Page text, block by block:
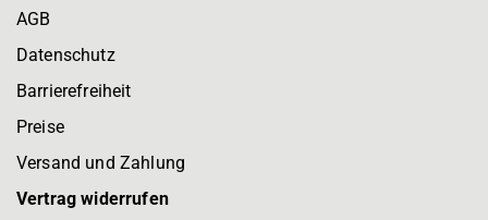
AGB
Datenschutz
Barrierefreiheit
Preise
Versand und Zahlung
Vertrag widerrufen